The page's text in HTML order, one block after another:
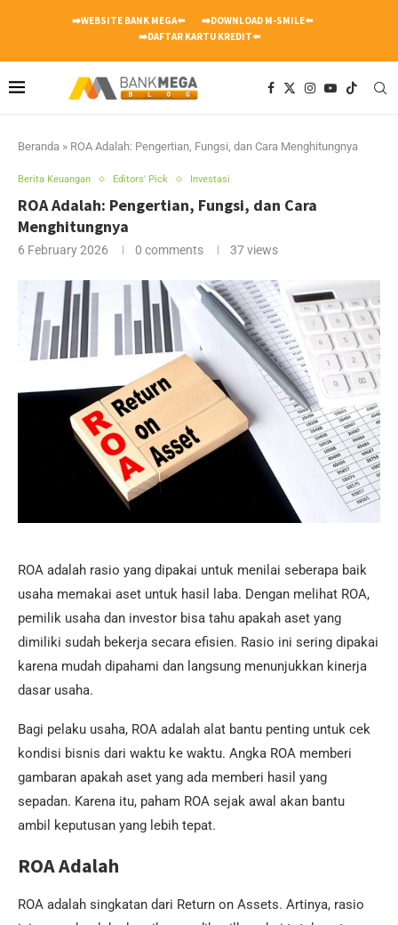
➡️WEBSITE BANK MEGA⬅️
➡️DOWNLOAD M-SMILE⬅️
➡️DAFTAR KARTU KREDIT⬅️
Beranda » ROA Adalah: Pengertian, Fungsi, dan Cara Menghitungnya
Berita Keuangan Editors' Pick Investasi
ROA Adalah: Pengertian, Fungsi, dan Cara
Menghitungnya
6 February 2026 0 comments 37views
ROA adalah rasio yang dipakai untuk menilai seberapa baik
usaha memakai aset untuk hasil laba. Dengan melihat ROA,
pemilik usaha dan investor bisa tahu apakah aset yang
dimiliki sudah bekerja secara efisien. Rasio ini sering dipakai
karena mudah dipahami dan langsung menunjukkan kinerja
dasar usaha.
Bagi pelaku usaha, ROA adalah alat bantu penting untuk cek
kondisi bisnis dari waktu ke waktu. Angka ROA memberi
gambaran apakah aset yang ada memberi hasil yang
sepadan. Karena itu, paham ROA sejak awal akan bantu
ambil keputusan yang lebih tepat.
ROA Adalah
ROA adalah singkatan dari Return on Assets. Artinya, rasio